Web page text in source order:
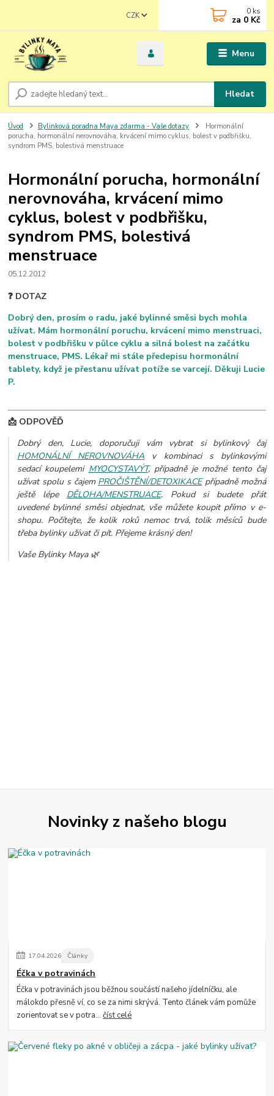
Menu
CZK
Hledat
0 ks
za 0 Kč
Úvod Bylinková poradna Maya zdarma - Vaše dotazy
Hormonální
porucha, hormonální nerovnováha, krvácení mimo cyklus, bolest v podbřišku,
syndrom PMS, bolestivá menstruace
Hormonální porucha, hormonální
nerovnováha, krvácení mimo
cyklus, bolest v podbřišku,
syndrom PMS, bolestivá
menstruace
05.12.2012
❓ DOTAZ
Dobrý den, prosím o radu, jaké bylinné směsi bych mohla
užívat. Mám hormonální poruchu, krvácení mimo menstruaci,
bolest v podbřišku v půlce cyklu a silná bolest na začátku
menstruace, PMS. Lékař mi stále předepisu hormonální
tablety, když je přestanu užívat potíže se varcejí. Děkuji Lucie
P.
📩 ODPOVĚĎ
Dobrý den, Lucie, doporučuji vám vybrat si bylinkový čaj
HOMONÁLNÍ NEROVNOVÁHA v kombinaci s bylinkovými
sedací koupelemi MYOCYSTAVÝT, případně je možné tento čaj
užívat spolu s čajem PROČIŠTĚNÍ/DETOXIKACEpřípadně možná
ještě lépe DĚLOHA/MENSTRUACE. Pokud si budete přát
uvedené bylinné směsi objednat, vše můžete koupit přímo v e-
shopu. Počítejte, že kolik roků nemoc trvá, tolik měsíců bude
třeba bylinky užívat či pít. Přejeme krásný den!
Vaše Bylinky Maya 🌿
Novinky z našeho blogu
17.04.2026 Články
Éčka v potravinách
Éčka v potravinách jsou běžnou součástí našeho jídelníčku, ale
málokdo přesně ví, co se za nimi skrývá. Tento článek vám pomůže
zorientovat se v potra...číst celé